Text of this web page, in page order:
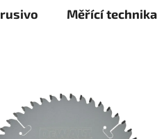
Měřící technika